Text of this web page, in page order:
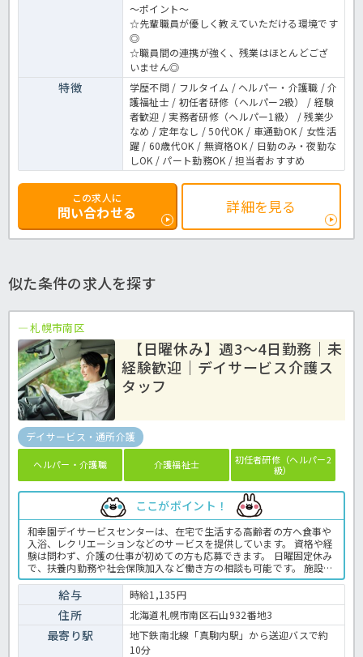
～ポイント～
☆先輩職員が優しく教えていただける環境です
◎
☆職員間の連携が強く、残業はほとんどござ
いません◎
特徴
学歴不問 / フルタイム / ヘルパー・介護職 / 介
護福祉士 / 初任者研修（ヘルパー2級） / 経験
者歓迎 / 実務者研修（ヘルパー1級） / 残業少
なめ / 定年なし / 50代OK / 車通勤OK / 女性活
躍 / 60歳代OK / 無資格OK / 日勤のみ・夜勤な
しOK / パート勤務OK / 担当者おすすめ
この求人に
問い合わせる 詳細を見る
似た条件の求人を探す
札幌市南区
【日曜休み】週3～4日勤務｜未
経験歓迎｜デイサービス介護ス
タッフ
デイサービス・通所介護
ヘルパー・介護職 介護福祉士
初任者研修（ヘルパー2
級）
ここがポイント！
和幸園デイサービスセンターは、在宅で生活する高齢者の方へ食事や
入浴、レクリエーションなどのサービスを提供しています。 資格や経
験は問わず、介護の仕事が初めての方も応募できます。 日曜固定休み
で、扶養内勤務や社会保険加入など働き方の相談も可能です。 施設内
には職員用保育園があり、子育てと仕事を両立したい方にもおすすめ
です。 また、地下鉄真駒内駅から無料送迎バスを利用でき、マイカー
通勤にも対応しています。 ☆ご興味がありましたらほっ介護までお問
合せ下さいね！デイサービスでの介護業務全般です。 ＜介護職 パー
ト デイサービスの求人＞
給与 時給1,135円
住所 北海道札幌市南区石山932番地3
最寄り駅
地下鉄南北線「真駒内駅」から送迎バスで約
10分